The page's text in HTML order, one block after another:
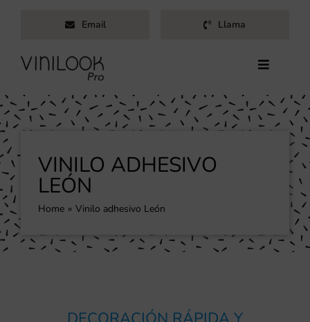
contenido
Email Llama
Toggle
Inicio
Servicios
Productos
Trabajos
Blog
Contacto
VINILO ADHESIVO
LEÓN
Home Vinilo adhesivo León